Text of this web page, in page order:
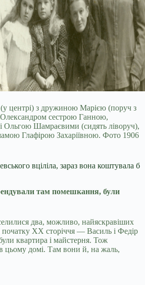
центрі) з дружиною Марією (поруч з
сестрою Ганною,
Ольгою Шамраєвими (сидять ліворуч),
Глафірою Захаріївною. Фото 1906
вціліла, зараз вона коштувала б
там помешкання, були
два, можливо, найяскравіших
початку ХХ сторіччя — Василь і Федір
квартира і майстерня. Тож
в цьому домі. Там вони й, на жаль,